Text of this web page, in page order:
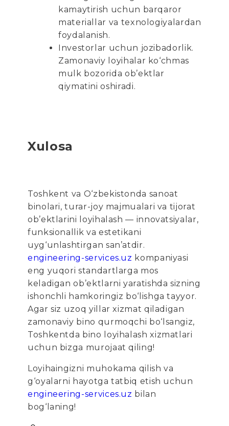
kamaytirish uchun barqaror
materiallar va texnologiyalardan
foydalanish.
Investorlar uchun jozibadorlik.
Zamonaviy loyihalar ko‘chmas
mulk bozorida ob’ektlar
qiymatini oshiradi.
Xulosa
Toshkent va O‘zbekistonda sanoat
binolari, turar-joy majmualari va tijorat
ob’ektlarini loyihalash — innovatsiyalar,
funksionallik va estetikani
uyg‘unlashtirgan san’atdir.
engineering-services.uz kompaniyasi
eng yuqori standartlarga mos
keladigan ob’ektlarni yaratishda sizning
ishonchli hamkoringiz bo‘lishga tayyor.
Agar siz uzoq yillar xizmat qiladigan
zamonaviy bino qurmoqchi bo‘lsangiz,
Toshkentda bino loyihalash xizmatlari
uchun bizga murojaat qiling!
Loyihaingizni muhokama qilish va
g‘oyalarni hayotga tatbiq etish uchun
engineering-services.uz bilan
bog‘laning!